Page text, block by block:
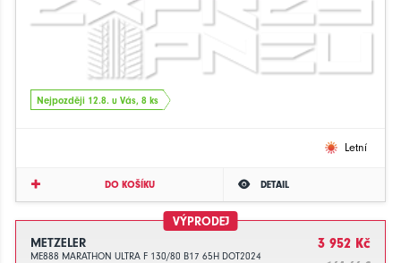
Nejpozději 12.8. u Vás, 8 ks
Letní
DO KOŠÍKU DETAIL
VÝPRODEJ
METZELER
ME888 MARATHON ULTRA F 130/80 B17 65H DOT2024
3 952 Kč